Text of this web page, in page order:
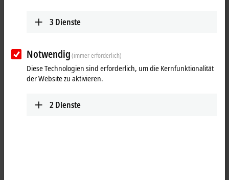
3 Dienste
Notwendig(immer erforderlich)
Diese Technologien sind erforderlich, um die Kernfunktionalität
der Website zu aktivieren.
2 Dienste